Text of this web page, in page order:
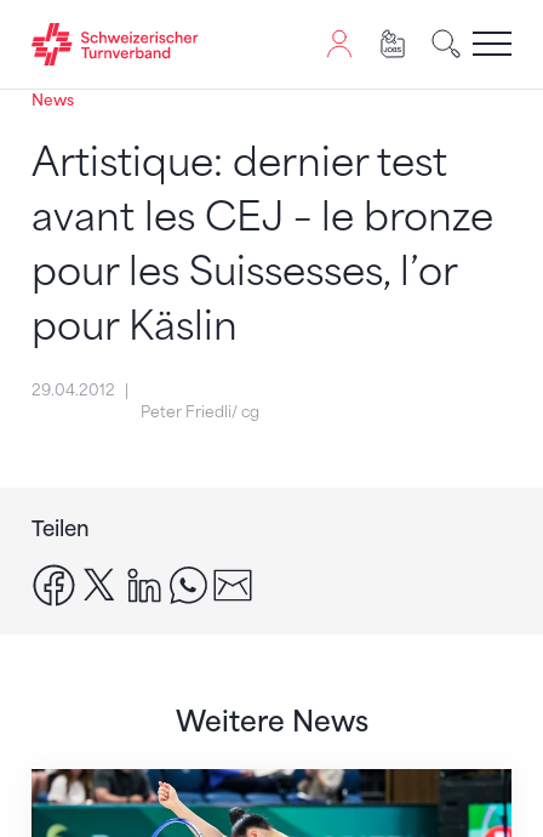
Zum Inhalt springen
Zur Sitemap navigieren
Zum Navigieren dieser Seite wird JavaScript benötigt.
News
Artistique: dernier test
avant les CEJ – le bronze
pour les Suissesses, l’or
pour Käslin
29.04.2012
Peter Friedli/ cg
Teilen
facebook
x linkedinwhatsapp
Weitere News
Nächster Halt: Weltmeisterschaft